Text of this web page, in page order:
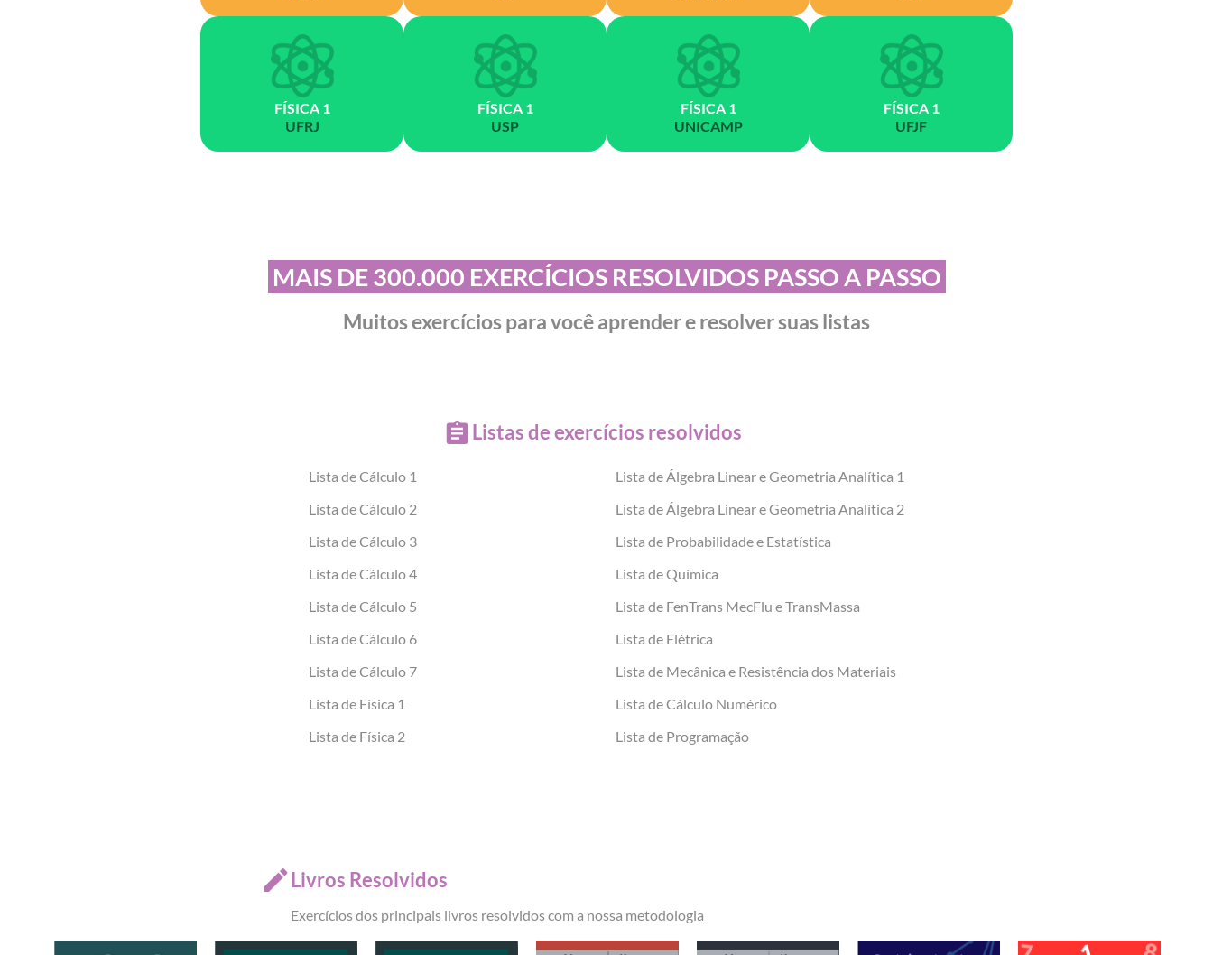
FÍSICA 1
UFRJ
FÍSICA 1
USP
FÍSICA 1
UNICAMP
FÍSICA 1
UFJF
MAIS DE 300.000 EXERCÍCIOS RESOLVIDOS PASSO A PASSO
Muitos exercícios para você aprender e resolver suas listas
Listas de exercícios resolvidos
Lista de Cálculo 1
Lista de Cálculo 2
Lista de Cálculo 3
Lista de Cálculo 4
Lista de Cálculo 5
Lista de Cálculo 6
Lista de Cálculo 7
Lista de Física 1
Lista de Física 2
Lista de Álgebra Linear e Geometria Analítica 1
Lista de Álgebra Linear e Geometria Analítica 2
Lista de Probabilidade e Estatística
Lista de Química
Lista de FenTrans MecFlu e TransMassa
Lista de Elétrica
Lista de Mecânica e Resistência dos Materiais
Lista de Cálculo Numérico
Lista de Programação
Livros Resolvidos
Exercícios dos principais livros resolvidos com a nossa metodologia